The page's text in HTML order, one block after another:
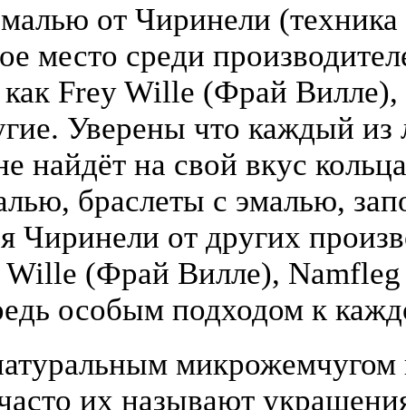
от Чиринели (техника
место среди
Frey Wille (Фрай
Уверены что каждый
найдёт на свой вкус
браслеты с эмалью,
Чиринели от других
Wille (Фрай Вилле),
особым подходом к
микрожемчугом
их называют